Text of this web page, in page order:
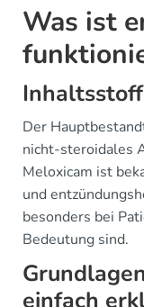
Was ist
Der
nicht-steroidales
Meloxicam ist
und
besonders bei
Bedeutung sind.
einfach